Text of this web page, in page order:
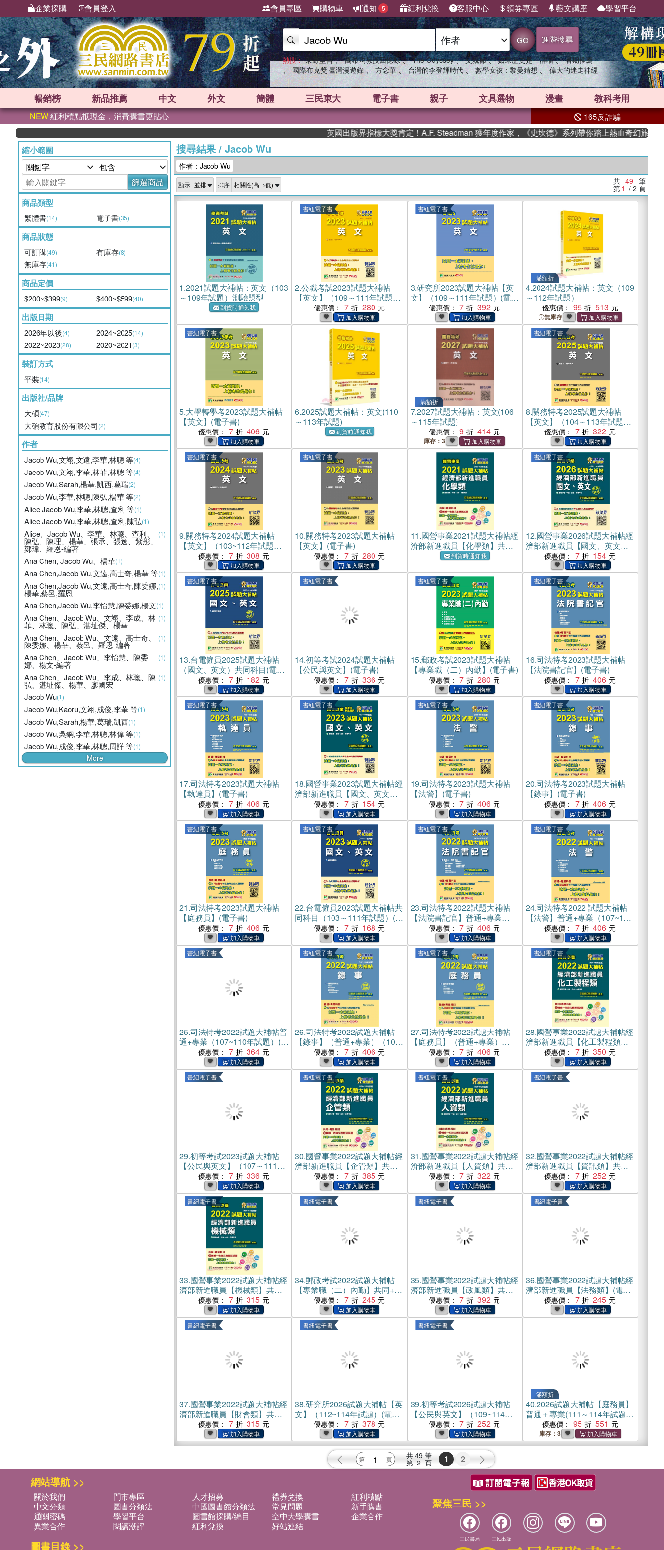
企業採購 會員登入 會員專區 購物車 通知 5 紅利兌換 客服中心 領券專區 藝文講座 學習平台
GO 進階搜尋
熱搜： 東野圭吾 、 高希均教授回憶錄 、 The Odyssey 、 父親節 、 如果歷史是一群喵 、 暑期推薦
、 國際布克獎 臺灣漫遊錄 、 方念華 、 台灣的李登輝時代 、 數學女孩：黎曼猜想 、 偉大的迷走神經
暢銷榜 新品推薦 中文 外文 簡體 三民東大 電子書 親子 文具選物 漫畫 教科考用
NEW紅利積點抵現金，消費購書更貼心 165反詐騙
英國出版界指標大獎肯定！A.F. Steadman 獲年度作家，《史坎德》系列帶你踏上熱血奇幻旅程
縮小範圍
篩選商品
商品類型
繁體書(14) 電子書(35)
商品狀態
可訂購(49) 有庫存(8)
無庫存(41)
商品定價
$200~$399(9) $400~$599(40)
出版日期
2026年以後(4) 2024~2025(14)
2022~2023(28) 2020~2021(3)
裝訂方式
平裝(14)
出版社/品牌
大碩(47)
大碩教育股份有限公司(2)
作者
Jacob Wu,文翊,文遠,李華,林聰 等(4)
Jacob Wu,文翊,李華,林菲,林聰 等(4)
Jacob Wu,Sarah,楊華,凱西,葛瑞(2)
Jacob Wu,李華,林聰,陳弘,楊華 等(2)
Alice,Jacob Wu,李華,林聰,查利 等(1)
Alice,Jacob Wu,李華,林聰,查利,陳弘(1)
Alice、Jacob Wu、李華、林聰、查利、
陳弘、陳理、楊華、張承、張逸、紫彤、
鄭瑋、羅恩-編著
(1)
Ana Chen, Jacob Wu、楊華(1)
Ana Chen,Jacob Wu,文遠,高士奇,楊華 等(1)
Ana Chen,Jacob Wu,文遠,高士奇,陳委娜,
楊華,蔡邑,羅恩
(1)
Ana Chen,Jacob Wu,李怡慧,陳委娜,楊文(1)
Ana Chen、Jacob Wu、文翊、李成、林
菲、林聰、陳弘、湛址傑、楊華
(1)
Ana Chen、Jacob Wu、文遠、高士奇、
陳委娜、楊華、蔡邑、羅恩-編著
(1)
Ana Chen、Jacob Wu、李怡慧、陳委
娜、楊文-編著
(1)
Ana Chen、Jacob Wu、李成、林聰、陳
弘、湛址傑、楊華、廖國宏
(1)
Jacob Wu(1)
Jacob Wu,Kaoru,文翊,成俊,李華 等(1)
Jacob Wu,Sarah,楊華,葛瑞,凱西(1)
Jacob Wu,吳鋼,李華,林聰,林偉 等(1)
Jacob Wu,成俊,李華,林聰,周詳 等(1)
More
搜尋結果/ Jacob Wu
作者：Jacob Wu
顯示 排序 共 49 筆
第 1 / 2 頁
1.2021試題大補帖：英文（103
～109年試題）測驗題型
到貨時通知我
書紐電子書
2.公職考試2023試題大補帖
【英文】（109～111年試題）
(電子書)優惠價： 7 280
書紐電子書
3.研究所2023試題大補帖【英
文】（109～111年試題）(電子
優惠價： 7 392
滿額折
4.2024試題大補帖：英文（109
～112年試題）
優惠價： 95 513
無庫存
書紐電子書
5.大學轉學考2023試題大補帖
【英文】(電子書)
優惠價： 7 406
6.2025試題大補帖：英文(110
～113年試題)
到貨時通知我
滿額折
7.2027試題大補帖：英文(106
～115年試題)
優惠價： 9 414
庫存：3
書紐電子書
8.關務特考2025試題大補帖
【英文】（104～113年試題）
(電子書)優惠價： 7 322
書紐電子書
9.關務特考2024試題大補帖
【英文】（103~112年試題）
(電子書)優惠價： 7 308
書紐電子書
10.關務特考2023試題大補帖
【英文】(電子書)
優惠價： 7 280
11.國營事業2021試題大補帖經
濟部新進職員【化學類】共同
＋專業（103～108年試題）
到貨時通知我
書紐電子書
12.國營事業2026試題大補帖經
濟部新進職員【國文、英文】
共同科目（108~114年試題）
(電子書)
優惠價： 7 154
書紐電子書
13.台電僱員2025試題大補帖
（國文、英文）共同科目(電子
優惠價： 7 182
書紐電子書
14.初等考試2024試題大補帖
【公民與英文】(電子書)
優惠價： 7 336
書紐電子書
15.郵政考試2023試題大補帖
【專業職（二）內勤】(電子書)
優惠價： 7 280
書紐電子書
16.司法特考2023試題大補帖
【法院書記官】(電子書)
優惠價： 7 406
書紐電子書
17.司法特考2023試題大補帖
【執達員】(電子書)
優惠價： 7 406
書紐電子書
18.國營事業2023試題大補帖經
濟部新進職員【國文、英文】
(電子書)優惠價： 7 154
書紐電子書
19.司法特考2023試題大補帖
【法警】(電子書)
優惠價： 7 406
書紐電子書
20.司法特考2023試題大補帖
【錄事】(電子書)
優惠價： 7 406
書紐電子書
21.司法特考2023試題大補帖
【庭務員】(電子書)
優惠價： 7 406
書紐電子書
22.台電僱員2023試題大補帖共
同科目（103～111年試題）(電
優惠價： 7 168
書紐電子書
23.司法特考2022試題大補帖
【法院書記官】普通+專業
（108~110年試題）(電子書)
優惠價： 7 406
書紐電子書
24.司法特考2022 試題大補帖
【法警】普通+專業（107~110
年試題）(電子書)
優惠價： 7 406
書紐電子書
25.司法特考2022試題大補帖普
通+專業（107~110年試題）(電
優惠價： 7 364
書紐電子書
26.司法特考2022試題大補帖
【錄事】（普通+專業）（107
～110年試題）（測驗題型）
(電子書)
優惠價： 7 406
書紐電子書
27.司法特考2022試題大補帖
【庭務員】（普通+專業）
（107～110年試題）（測驗題
型）(電子書)
優惠價： 7 406
書紐電子書
28.國營事業2022試題大補帖經
濟部新進職員【化工製程類】
共同+專業（104～110年試
題）(電子書)
優惠價： 7 350
書紐電子書
29.初等考試2023試題大補帖
【公民與英文】（107～111年
初考試題）（測驗題型）(電子
優惠價： 7 336
書紐電子書
30.國營事業2022試題大補帖經
濟部新進職員【企管類】共同
+專業（104～110年試題）(電
優惠價： 7 385
書紐電子書
31.國營事業2022試題大補帖經
濟部新進職員【人資類】共同
+專業（104～110年試題）(電
優惠價： 7 322
書紐電子書
32.國營事業2022試題大補帖經
濟部新進職員【資訊類】共同
+專業（104～110年試題）(電
優惠價： 7 252
書紐電子書
33.國營事業2022試題大補帖經
濟部新進職員【機械類】共同
+專業(電子書)
優惠價： 7 315
書紐電子書
34.郵政考試2022試題大補帖
【專業職（二）內勤】共同+專
業（105～110年試題）(電子
優惠價： 7 245
書紐電子書
35.國營事業2022試題大補帖經
濟部新進職員【政風類】共同
+專業（104～110年試題）(電
優惠價： 7 392
書紐電子書
36.國營事業2022試題大補帖經
濟部新進職員【法務類】(電子
優惠價： 7 245
書紐電子書
37.國營事業2022試題大補帖經
濟部新進職員【財會類】共同
+專業（104～110年試題）(電
優惠價： 7 315
書紐電子書
38.研究所2026試題大補帖【英
文】（112~114年試題）(電子
優惠價： 7 378
書紐電子書
39.初等考試2026試題大補帖
【公民與英文】（109~114年
初考試題）(電子書)
優惠價： 7 252
滿額折
40.2026試題大補帖【庭務員】
普通＋專業(111～114年試題)
測驗題型
優惠價： 95 551
庫存：3
共 49 筆
第 2 頁 1 2
網站導航 >>
關於我們 門市專區 人才招募 禮券兌換
紅利積點
中文分類
圖書分類法 中國圖書館分類法 常見問題
新手購書
通關密碼
學習平台 圖書館採購/編目 空中大學購書
企業合作
異業合作
閱讀潮評 紅利兌換 好站連結
圖書目錄 >>
聚焦三民 >>
三民書局 三民出版